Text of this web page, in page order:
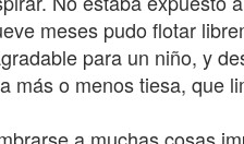
meses pudo flotar
para un niño, y
más o menos tiesa, que